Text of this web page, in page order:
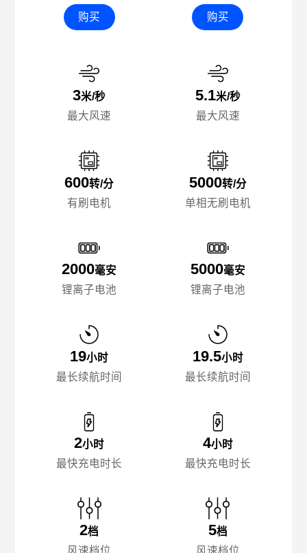
购买
3米/秒
最大风速
600转/分
有刷电机
2000毫安
锂离子电池
19小时
最长续航时间
2小时
最快充电时长
2档
风速档位
购买
5.1米/秒
最大风速
5000转/分
单相无刷电机
5000毫安
锂离子电池
19.5小时
最长续航时间
4小时
最快充电时长
5档
风速档位